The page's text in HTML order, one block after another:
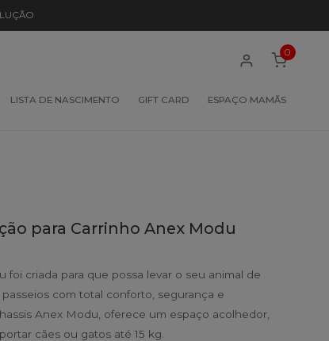
LISTA DE NASCIMENTO GIFT CARD ESPAÇO MAMÃS
0
para Carrinho Anex Modu
foi criada para que possa levar o seu animal de
com total conforto, segurança e
Anex Modu, oferece um espaço acolhedor,
cães ou gatos até 15 kg.